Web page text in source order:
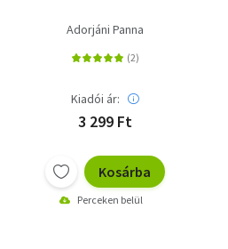
Adorjáni Panna
Kiadói ár:
3 299 Ft
Kosárba
Perceken belül